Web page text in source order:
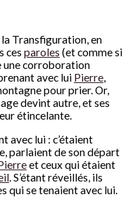
Transfiguration, en
ces paroles (et comme si
une corroboration
avec lui Pierre,
pour prier. Or,
devint autre, et ses
étincelante.
avec lui : c’étaient
parlaient de son départ
et ceux qui étaient
. S’étant réveillés, ils
qui se tenaient avec lui.